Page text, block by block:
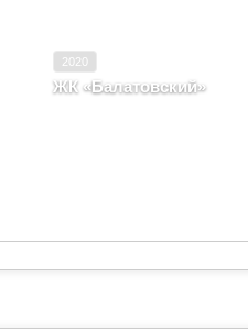
2020
ЖК «Балатовский»